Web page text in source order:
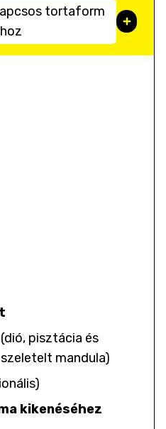
tortaform
(dió, pisztácia és
szeletelt mandula)
)
kikenéséhez